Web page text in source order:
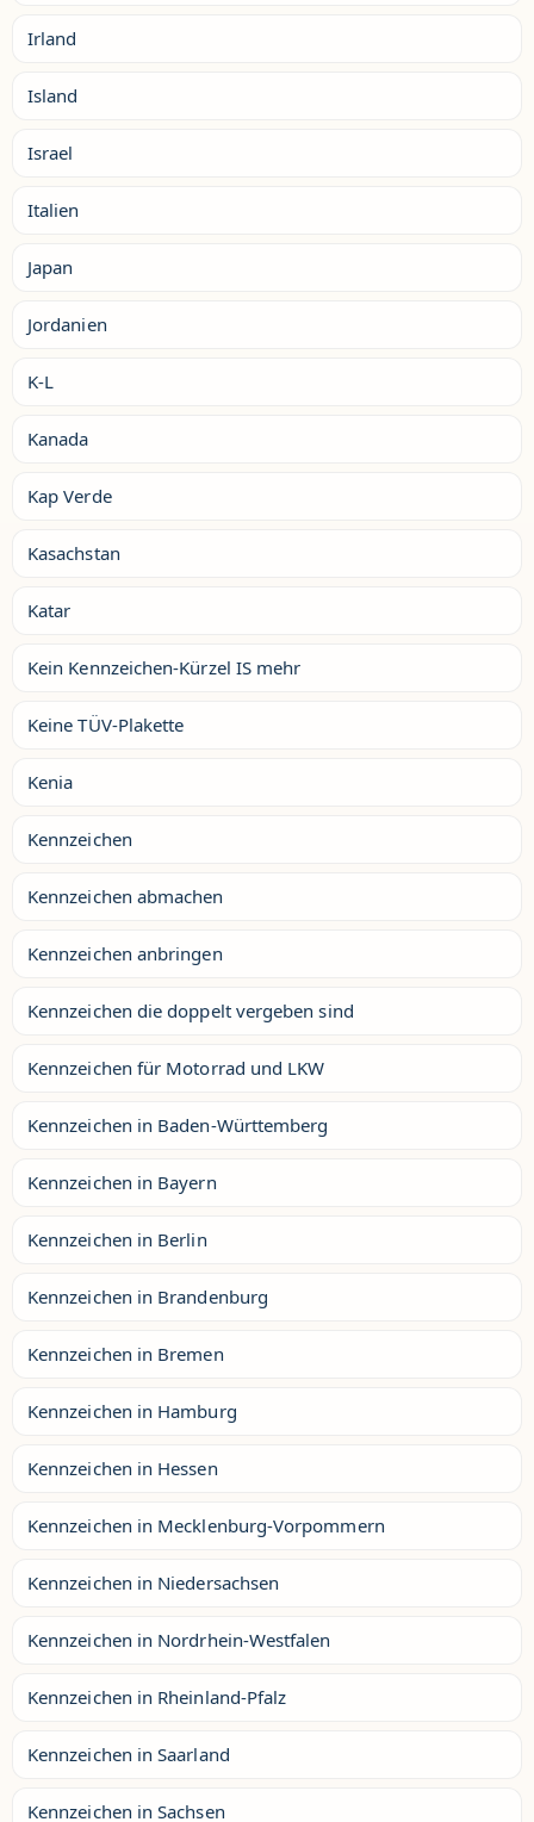
Irland
Island
Israel
Italien
Japan
Jordanien
K-L
Kanada
Kap Verde
Kasachstan
Katar
Kein Kennzeichen-Kürzel IS mehr
Keine TÜV-Plakette
Kenia
Kennzeichen
Kennzeichen abmachen
Kennzeichen anbringen
Kennzeichen die doppelt vergeben sind
Kennzeichen für Motorrad und LKW
Kennzeichen in Baden-Württemberg
Kennzeichen in Bayern
Kennzeichen in Berlin
Kennzeichen in Brandenburg
Kennzeichen in Bremen
Kennzeichen in Hamburg
Kennzeichen in Hessen
Kennzeichen in Mecklenburg-Vorpommern
Kennzeichen in Niedersachsen
Kennzeichen in Nordrhein-Westfalen
Kennzeichen in Rheinland-Pfalz
Kennzeichen in Saarland
Kennzeichen in Sachsen